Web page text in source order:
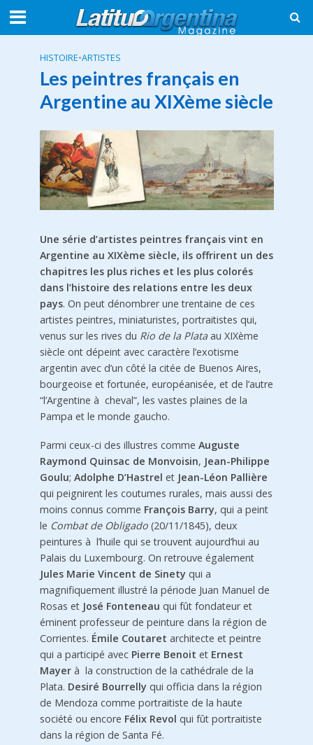
HISTOIRE•ARTISTES
Les peintres français en
Argentine au XIXème siècle
Une série d’artistes peintres français vint en
Argentine au XIXème siècle, ils offrirent un des
chapitres les plus riches et les plus colorés
dans l’histoire des relations entre les deux
pays. On peut dénombrer une trentaine de ces
artistes peintres, miniaturistes, portraitistes qui,
venus sur les rives du Rio de la Plataau XIXème
siècle ont dépeint avec caractère l’exotisme
argentin avec d’un côté la citée de Buenos Aires,
bourgeoise et fortunée, européanisée, et de l’autre
“l’Argentine à cheval”, les vastes plaines de la
Pampa et le monde gaucho.
Parmi ceux-ci des illustres comme Auguste
Raymond Quinsac de Monvoisin, Jean-Philippe
Goulu; Adolphe D’Hastrel et Jean-Léon Pallière
qui peignirent les coutumes rurales, mais aussi des
moins connus comme François Barry, qui a peint
le Combat de Obligado (20/11/1845), deux
peintures à l’huile qui se trouvent aujourd’hui au
Palais du Luxembourg. On retrouve également
Jules Marie Vincent de Sinetyqui a
magnifiquement illustré la période Juan Manuel de
Rosas et José Fonteneau qui fût fondateur et
éminent professeur de peinture dans la région de
Corrientes. Émile Coutaret architecte et peintre
qui a participé avec Pierre Benoit et Ernest
Mayerà la construction de la cathédrale de la
Plata. Desiré Bourrellyqui officia dans la région
de Mendoza comme portraitiste de la haute
société ou encore Félix Revol qui fût portraitiste
dans la région de Santa Fé.